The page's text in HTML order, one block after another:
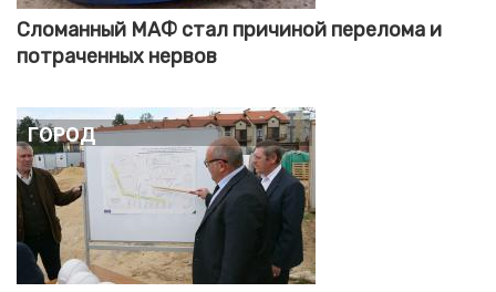
Сломанный МАФ стал причиной перелома и
потраченных нервов
Город